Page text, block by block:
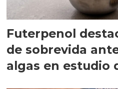
Futerpenol
de sobrevida
algas en estudio